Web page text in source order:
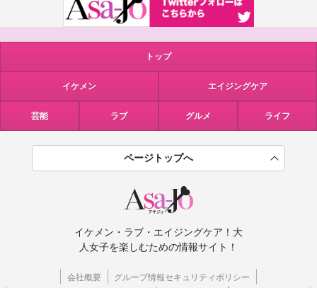
トップ
イケメン エイジングケア
芸能 ラブ グルメ ライフ
ページトップへ
イケメン・ラブ・エイジングケア！大
人女子を楽しむための情報サイト！
会社概要 グループ情報セキュリティポリシー